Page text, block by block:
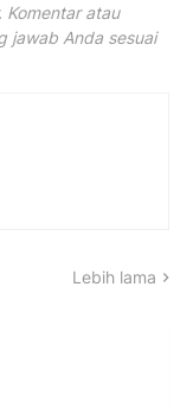
Komentar atau
jawab Anda sesuai
Lebih lama